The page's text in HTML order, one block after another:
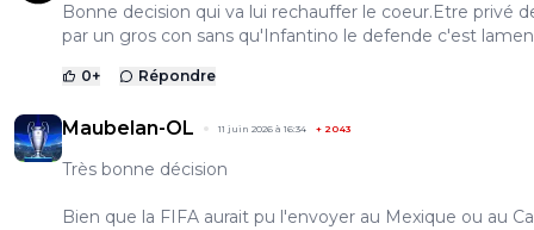
Bonne decision qui va lui rechauffer le coeur.Etre privé
par un gros con sans qu'Infantino le defende c'est
0+ Répondre
Maubelan-OL 11 juin 2026 à 16:34 + 2043
Très bonne décision
Bien que la FIFA aurait pu l'envoyer au Mexique ou au